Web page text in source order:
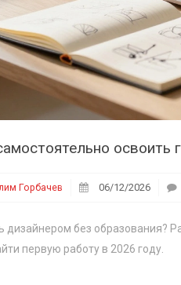
освоить
Горбачев 06/12/2026
дизайнером без образования?
первую работу в 2026 году.